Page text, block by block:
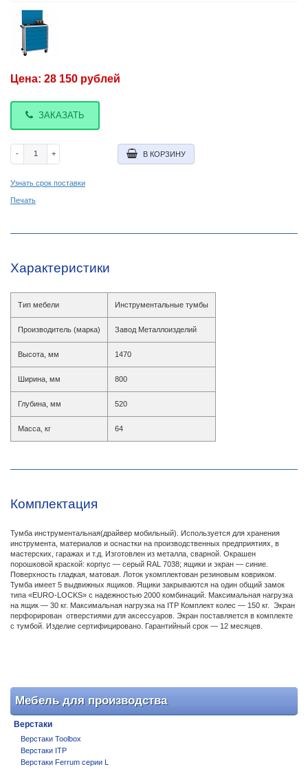
Мебель для производства
Верстаки
Верстаки Toolbox
Верстаки ITP
Верстаки Ferrum серии L
Цена: 28 150 рублей
ЗАКАЗАТЬ
- + В КОРЗИНУ
Узнать срок поставки
Печать
Характеристики
Тип мебели Инструментальные тумбы
Производитель (марка) Завод Металлоизделий
Высота, мм 1470
Ширина, мм 800
Глубина, мм 520
Масса, кг 64
Комплектация
Тумба инструментальная(драйвер мобильный). Используется для хранения
инструмента, материалов и оснастки на производственных предприятиях, в
мастерских, гаражах и т.д. Изготовлен из металла, сварной. Окрашен
порошковой краской: корпус — серый RAL 7038; ящики и экран — синие.
Поверхность гладкая, матовая. Лоток укомплектован резиновым ковриком.
Тумба имеет 5 выдвижных ящиков. Ящики закрываются на один общий замок
типа «EURO-LOCKS» с надежностью 2000 комбинаций. Максимальная нагрузка
на ящик — 30 кг. Максимальная нагрузка на ITP Комплект колес — 150 кг. Экран
перфорирован отверстиями для аксессуаров. Экран поставляется в комплекте
с тумбой. Изделие сертифицировано. Гарантийный срок — 12 месяцев.